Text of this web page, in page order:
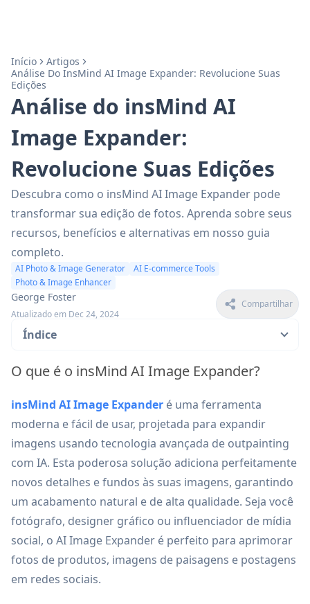
Início
Artigos
Análise Do InsMind AI Image Expander: Revolucione Suas
Edições
Análise do insMind AI
Image Expander:
Revolucione Suas Edições
Descubra como o insMind AI Image Expander pode
transformar sua edição de fotos. Aprenda sobre seus
recursos, benefícios e alternativas em nosso guia
completo.
AI Photo & Image Generator
AI E-commerce Tools
Photo & Image Enhancer
George Foster
Atualizado em Dec 24, 2024
Compartilhar
Índice
O que é o insMind AI Image Expander?
insMind AI Image Expander é uma ferramenta
moderna e fácil de usar, projetada para expandir
imagens usando tecnologia avançada de outpainting
com IA. Esta poderosa solução adiciona perfeitamente
novos detalhes e fundos às suas imagens, garantindo
um acabamento natural e de alta qualidade. Seja você
fotógrafo, designer gráfico ou influenciador de mídia
social, o AI Image Expander é perfeito para aprimorar
fotos de produtos, imagens de paisagens e postagens
em redes sociais.